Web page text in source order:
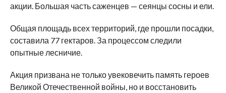
акции. Большая часть саженцев — сеянцы сосны и ели.
Общая площадь всех территорий, где прошли посадки,
составила 77 гектаров. За процессом следили
опытные лесничие.
Акция призвана не только увековечить память героев
Великой Отечественной войны, но и восстановить